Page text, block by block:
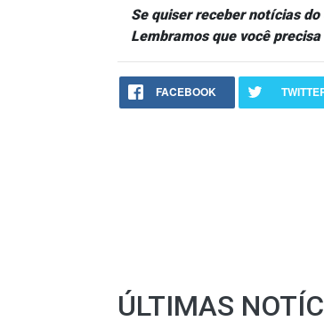
Se quiser receber notícias
Lembramos que você
FACEBOOK
ÚLTIMAS